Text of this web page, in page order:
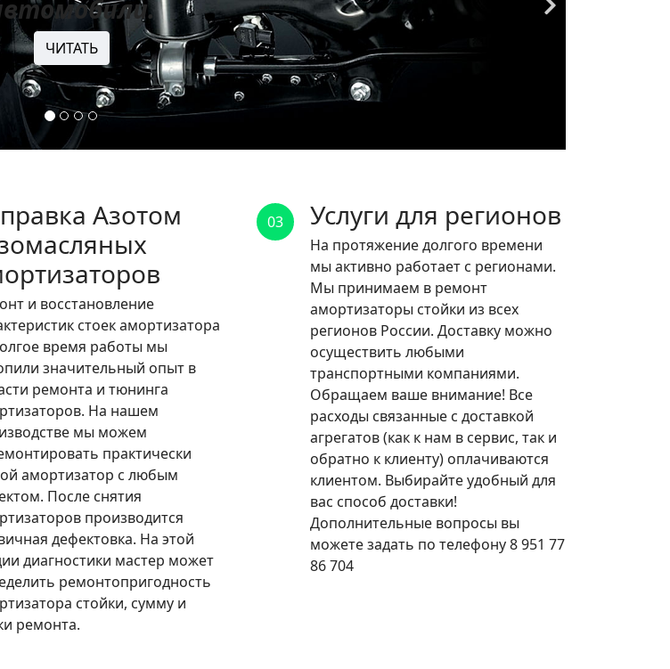
ЧИТАТЬ
Азотом
и восстановление
стоек амортизатора
время работы мы
значительный опыт в
ремонта и тюнинга
На нашем
мы можем
практически
амортизатор с любым
После снятия
производится
дефектовка. На этой
диагностики мастер может
ремонтопригодность
стойки, сумму и
ремонта.
03 Услуги для регионов
На протяжение долгого времени
мы активно работает с регионами.
Мы принимаем в ремонт
амортизаторы стойки из всех
регионов России. Доставку можно
осуществить любыми
транспортными компаниями.
Обращаем ваше внимание! Все
расходы связанные с доставкой
агрегатов (как к нам в сервис, так и
обратно к клиенту) оплачиваются
клиентом. Выбирайте удобный для
вас способ доставки!
Дополнительные вопросы вы
можете задать по телефону 8 951 77
86 704